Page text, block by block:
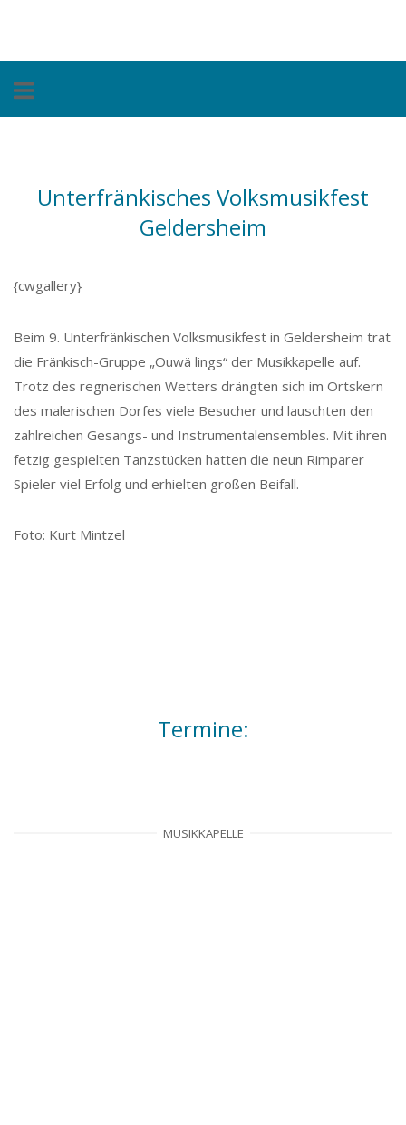
content
Unterfränkisches Volksmusikfest
Geldersheim
{cwgallery}
Beim 9. Unterfränkischen Volksmusikfest in Geldersheim trat
die Fränkisch-Gruppe „Ouwä lings“ der Musikkapelle auf.
Trotz des regnerischen Wetters drängten sich im Ortskern
des malerischen Dorfes viele Besucher und lauschten den
zahlreichen Gesangs- und Instrumentalensembles. Mit ihren
fetzig gespielten Tanzstücken hatten die neun Rimparer
Spieler viel Erfolg und erhielten großen Beifall.
Foto: Kurt Mintzel
Termine:
MUSIKKAPELLE